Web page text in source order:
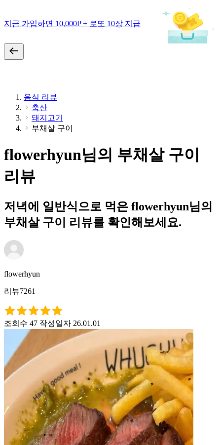
지금 가입하면 10,000P + 로또 10장 지급
음식 리뷰
축산
돼지고기
부채살 구이
flowerhyun님의 부채살 구이
리뷰
저녁에 일반식으로 먹은 flowerhyun님의
부채살 구이 리뷰를 확인해보세요.
flowerhyun
리뷰7261
조회수 47 작성일자 26.01.01